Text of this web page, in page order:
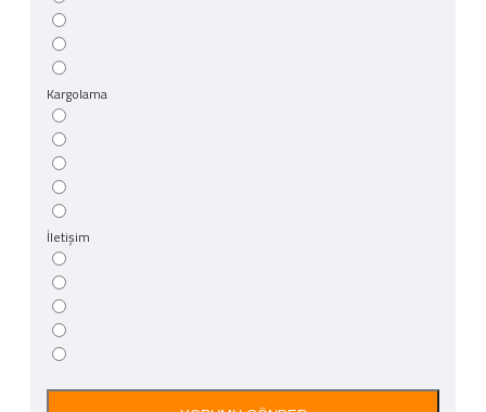
Kargolama
İletişim